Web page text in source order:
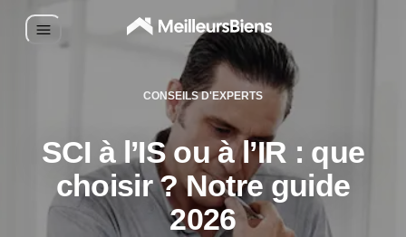
CONSEILS D'EXPERTS
SCI à l’IS ou à l’IR : que
choisir ? Notre guide
2026